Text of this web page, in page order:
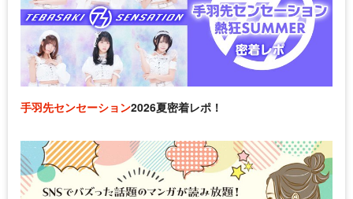
手羽先センセーション2026夏密着レポ！